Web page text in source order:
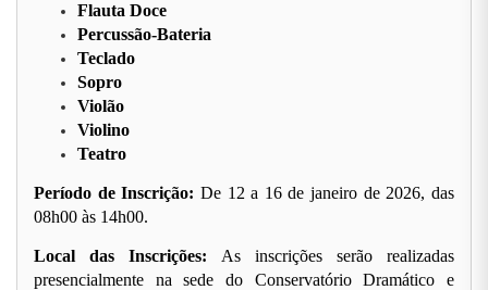
Flauta Doce
Percussão-Bateria
Teclado
Sopro
Violão
Violino
Teatro
Período de Inscrição: De 12 a 16 de janeiro de 2026, das
08h00 às 14h00.
Local das Inscrições: As inscrições serão realizadas
presencialmente na sede do Conservatório Dramático e